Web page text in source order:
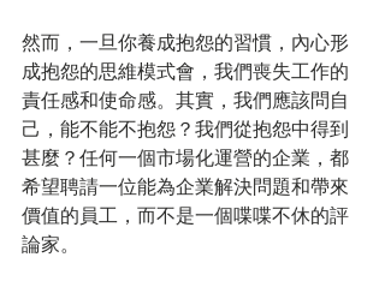
然而，一旦你養成抱怨的習慣，內心形
成抱怨的思維模式會，我們喪失工作的
責任感和使命感。其實，我們應該問自
己，能不能不抱怨？我們從抱怨中得到
甚麼？任何一個市場化運營的企業，都
希望聘請一位能為企業解決問題和帶來
價值的員工，而不是一個喋喋不休的評
論家。